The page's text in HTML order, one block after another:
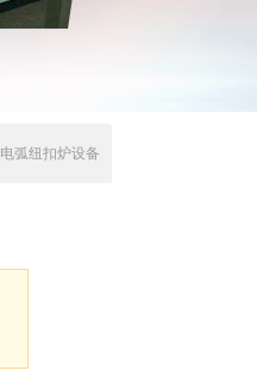
弧纽扣炉设备